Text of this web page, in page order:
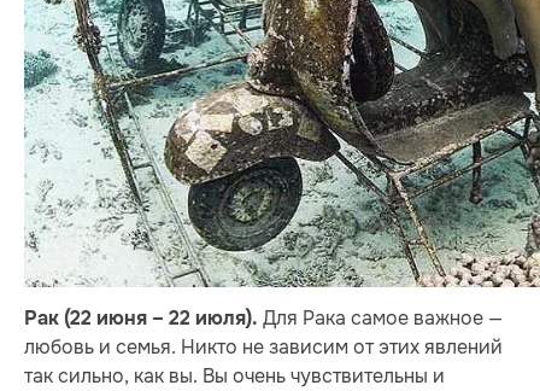
Рак (22 июня – 22 июля). Для Рака самое важное —
любовь и семья. Никто не зависим от этих явлений
так сильно, как вы. Вы очень чувствительны и